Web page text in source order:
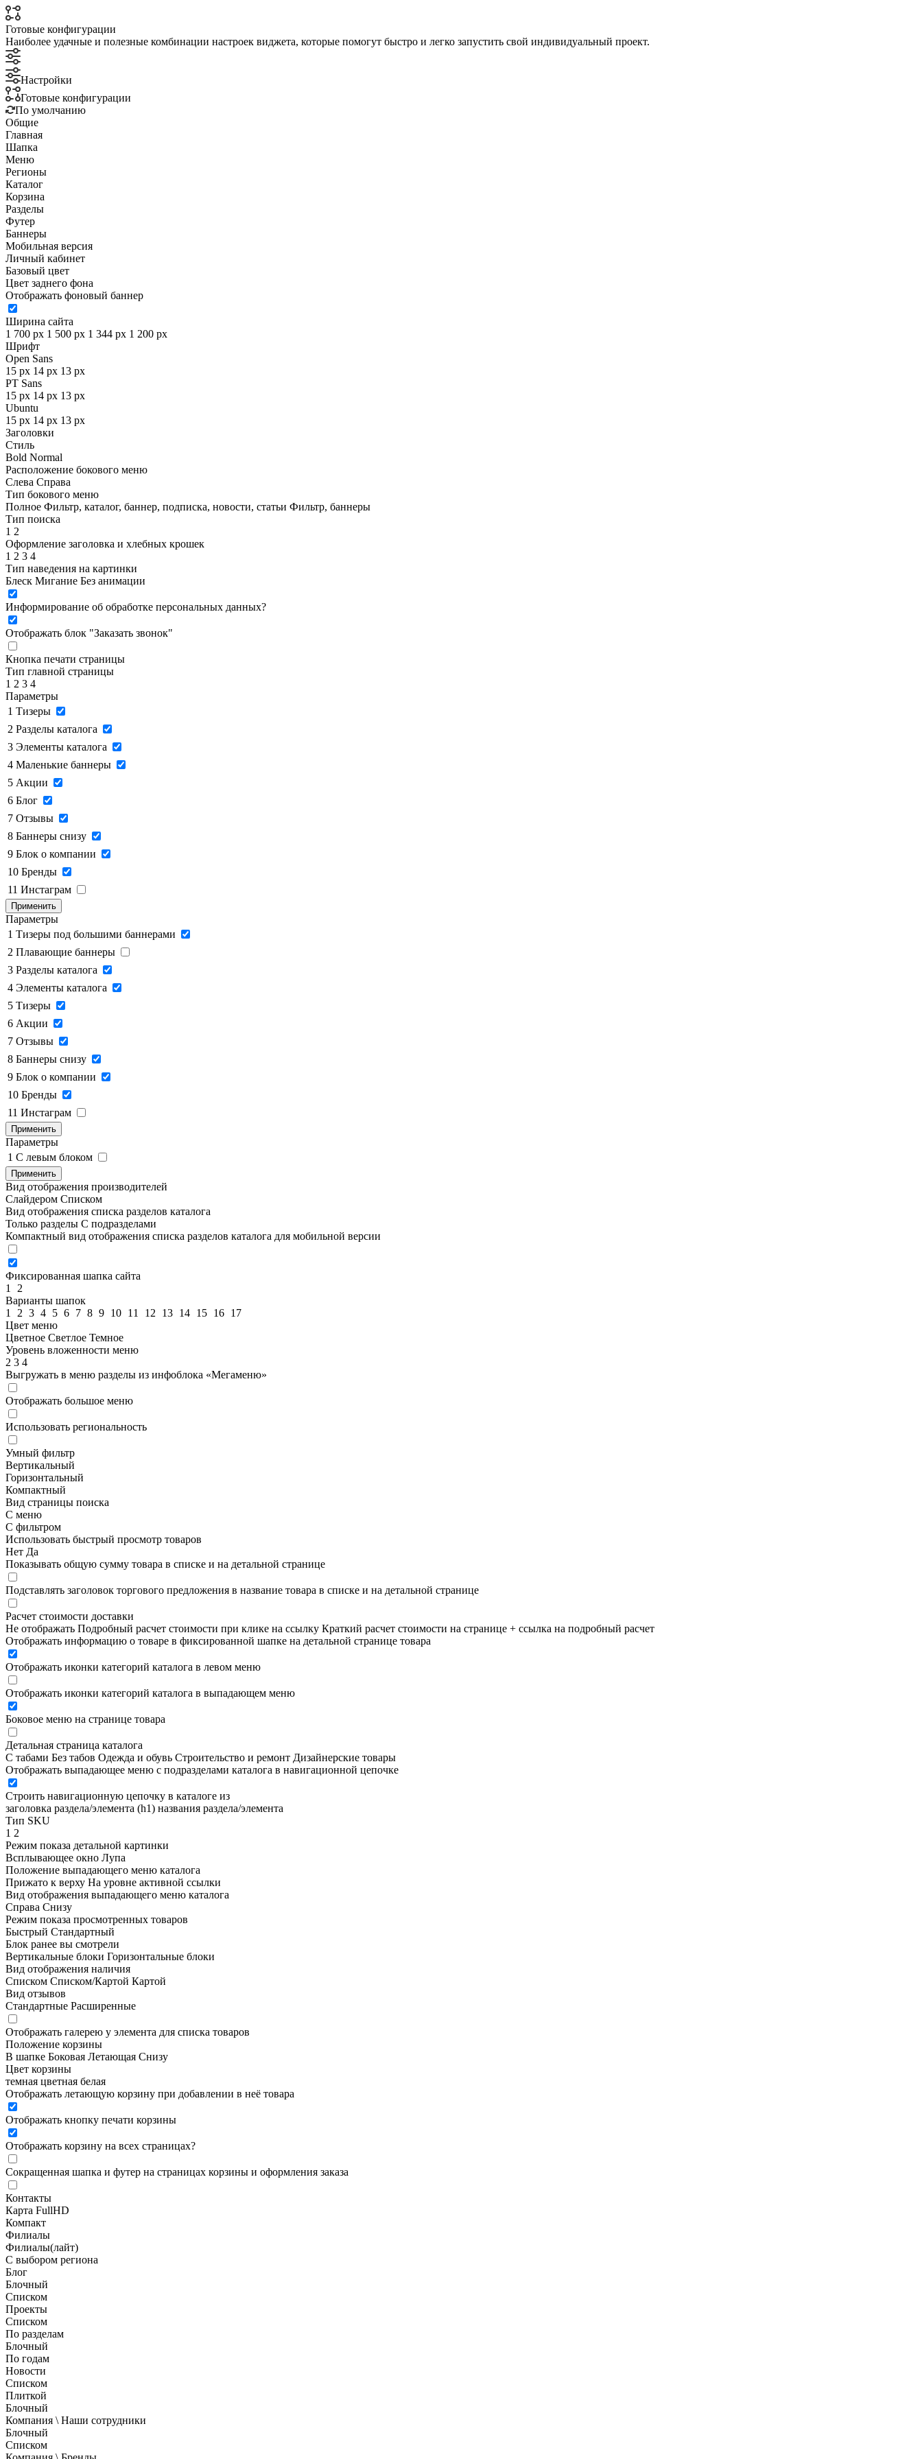
Готовые конфигурации
Наиболее удачные и полезные комбинации настроек виджета, которые помогут быстро и легко запустить свой индивидуальный проект.
Настройки
Готовые конфигурации
По умолчанию
Общие
Главная
Шапка
Меню
Регионы
Каталог
Корзина
Разделы
Футер
Баннеры
Мобильная версия
Личный кабинет
Базовый цвет
Цвет заднего фона
Отображать фоновый баннер
Ширина сайта
1 700 px 1 500 px 1 344 px 1 200 px
Шрифт
Open Sans
15 px 14 px 13 px
PT Sans
15 px 14 px 13 px
Ubuntu
15 px 14 px 13 px
Заголовки
Стиль
Bold Normal
Расположение бокового меню
Слева Справа
Тип бокового меню
Полное Фильтр, каталог, баннер, подписка, новости, статьи Фильтр, баннеры
Тип поиска
1 2
Оформление заголовка и хлебных крошек
1 2 3 4
Тип наведения на картинки
Блеск Мигание Без анимации
Информирование об обработке персональных данных?
Отображать блок "Заказать звонок"
Кнопка печати страницы
Тип главной страницы
1 2 3 4
Параметры
1 Тизеры
2 Разделы каталога
3 Элементы каталога
4 Маленькие баннеры
5 Акции
6 Блог
7 Отзывы
8 Баннеры снизу
9 Блок о компании
10 Бренды
11 Инстаграм
Применить
Параметры
1 Тизеры под большими баннерами
2 Плавающие баннеры
3 Разделы каталога
4 Элементы каталога
5 Тизеры
6 Акции
7 Отзывы
8 Баннеры снизу
9 Блок о компании
10 Бренды
11 Инстаграм
Применить
Параметры
1 C левым блоком
Применить
Вид отображения производителей
Слайдером Списком
Вид отображения списка разделов каталога
Только разделы С подразделами
Компактный вид отображения списка разделов каталога для мобильной версии
Фиксированная шапка сайта
1
2
Варианты шапок
1
2 3 4 5 6 7 8 9 10 11 12 13 14 15 16 17
Цвет меню
Цветное Светлое Темное
Уровень вложенности меню
2 3 4
Выгружать в меню разделы из инфоблока «Мегаменю»
Отображать большое меню
Использовать региональность
Умный фильтр
Вертикальный
Горизонтальный
Компактный
Вид страницы поиска
С меню
С фильтром
Использовать быстрый просмотр товаров
Нет Да
Показывать общую сумму товара в списке и на детальной странице
Подставлять заголовок торгового предложения в название товара в списке и на детальной странице
Расчет стоимости доставки
Не отображать Подробный расчет стоимости при клике на ссылку Краткий расчет стоимости на странице + ссылка на подробный расчет
Отображать информацию о товаре в фиксированной шапке на детальной странице товара
Отображать иконки категорий каталога в левом меню
Отображать иконки категорий каталога в выпадающем меню
Боковое меню на странице товара
Детальная страница каталога
С табами Без табов Одежда и обувь Строительство и ремонт Дизайнерские товары
Отображать выпадающее меню с подразделами каталога в навигационной цепочке
Строить навигационную цепочку в каталоге из
заголовка раздела/элемента (h1) названия раздела/элемента
Тип SKU
1 2
Режим показа детальной картинки
Всплывающее окно Лупа
Положение выпадающего меню каталога
Прижато к верху На уровне активной ссылки
Вид отображения выпадающего меню каталога
Справа Снизу
Режим показа просмотренных товаров
Быстрый Стандартный
Блок ранее вы смотрели
Вертикальные блоки Горизонтальные блоки
Вид отображения наличия
Списком Списком/Картой Картой
Вид отзывов
Стандартные Расширенные
Отображать галерею у элемента для списка товаров
Положение корзины
В шапке Боковая Летающая Снизу
Цвет корзины
темная цветная белая
Отображать летающую корзину при добавлении в неё товара
Отображать кнопку печати корзины
Отображать корзину на всех страницах?
Сокращенная шапка и футер на страницах корзины и оформления заказа
Контакты
Карта FullHD
Компакт
Филиалы
Филиалы(лайт)
С выбором региона
Блог
Блочный
Списком
Проекты
Списком
По разделам
Блочный
По годам
Новости
Списком
Плиткой
Блочный
Компания \ Наши сотрудники
Блочный
Списком